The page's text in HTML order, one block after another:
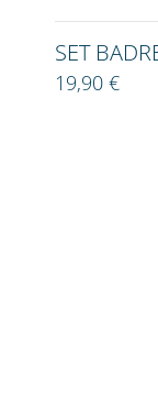
SET
19,90 €